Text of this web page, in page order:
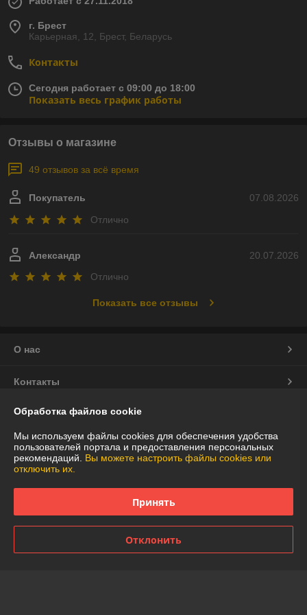
г. Брест
Карьерная, 12, Брест, Беларусь
Контакты
Сегодня работает с 09:00 до 18:00
Показать весь график работы
Отзывы о магазине
49 отзывов за всё время
07.08.2026
Покупатель
Отлично
20.07.2026
Александр
Отлично
Показать все отзывы
О нас
Контакты
Доставка и оплата
График работы
Политика обработки cookies
Сайт создан на платформе Deal.by
Обработка файлов cookie
Мы используем файлы cookies для обеспечения удобства
пользователей портала и предоставления персональных
рекомендаций. Вы можете настроить файлы cookies или
отключить их.
Принять
Отклонить